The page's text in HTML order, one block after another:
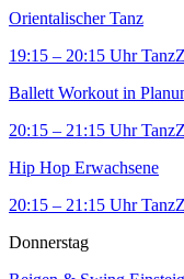
Orientalischer Tanz
19:15 – 20:15 Uhr
Ballett Workout in
20:15 – 21:15 Uhr
Hip Hop Erwachsene
20:15 – 21:15 Uhr
Donnerstag